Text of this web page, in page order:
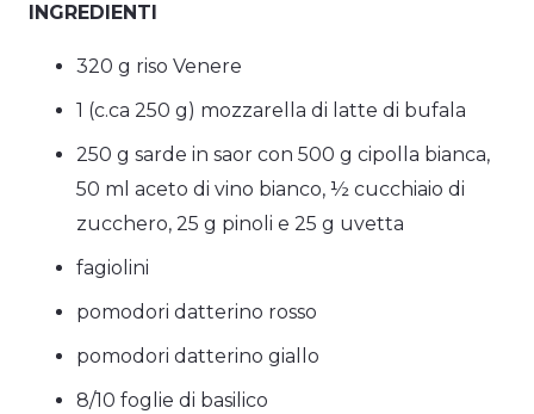
INGREDIENTI
320 g riso Venere
1 (c.ca 250 g) mozzarella di latte di bufala
250 g sarde in saor con 500 g cipolla bianca,
50 ml aceto di vino bianco, ½ cucchiaio di
zucchero, 25 g pinoli e 25 g uvetta
fagiolini
pomodori datterino rosso
pomodori datterino giallo
8/10 foglie di basilico